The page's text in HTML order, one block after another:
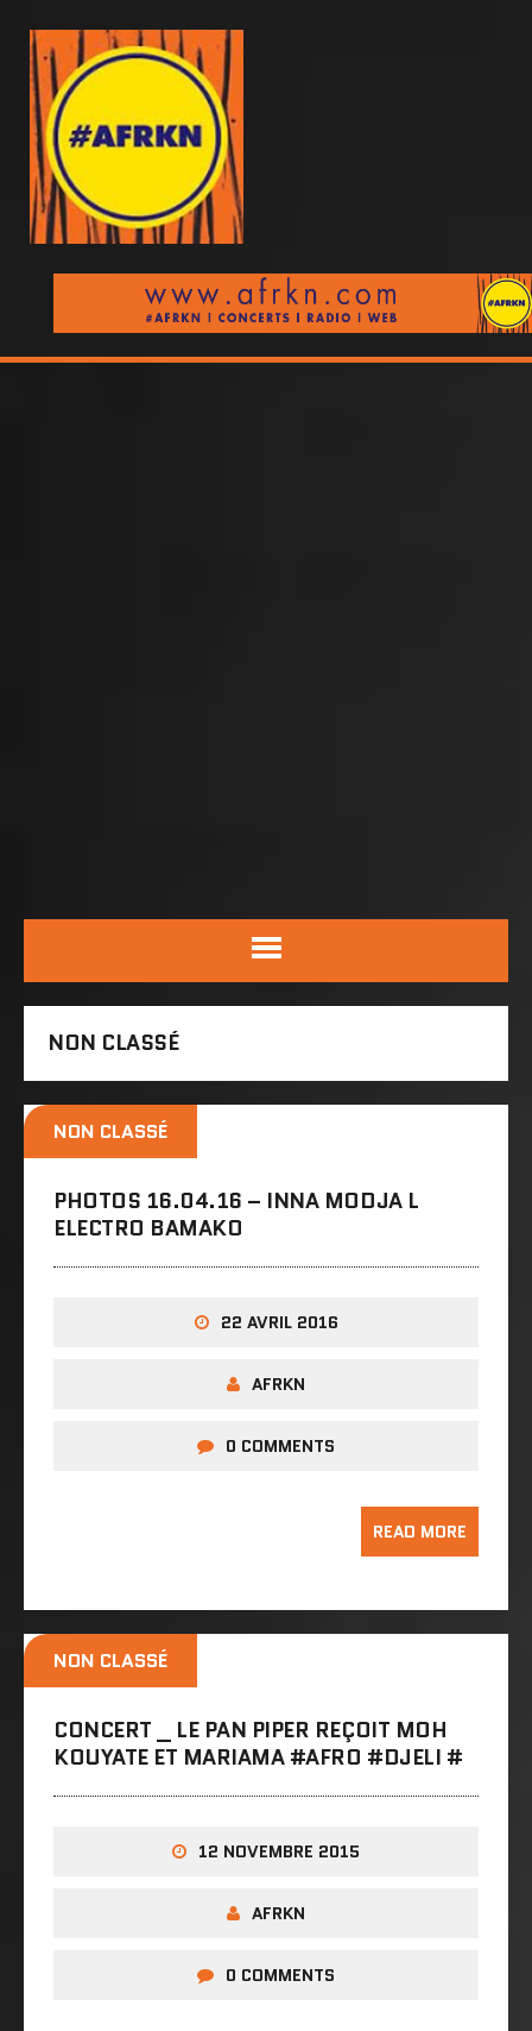
NON CLASSÉ
NON CLASSÉ
PHOTOS 16.04.16 – INNA MODJA L
ELECTRO BAMAKO
22 AVRIL 2016
AFRKN
0 COMMENTS
READ MORE
NON CLASSÉ
CONCERT _ LE PAN PIPER REÇOIT MOH
KOUYATE ET MARIAMA ‪#‎AFRO‬ ‪#‎DJELI‬ ‪#‎
12 NOVEMBRE 2015
AFRKN
0 COMMENTS